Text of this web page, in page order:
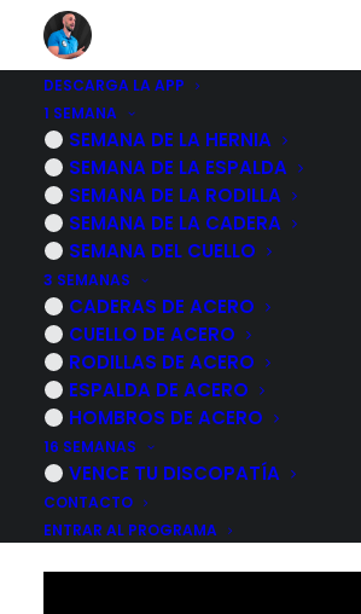
DESCARGA LA APP
1 SEMANA
SEMANA DE LA HERNIA
SEMANA DE LA ESPALDA
SEMANA DE LA RODILLA
SEMANA DE LA CADERA
SEMANA DEL CUELLO
3 SEMANAS
CADERAS DE ACERO
CUELLO DE ACERO
RODILLAS DE ACERO
ESPALDA DE ACERO
HOMBROS DE ACERO
16 SEMANAS
VENCE TU DISCOPATÍA
CONTACTO
ENTRAR AL PROGRAMA
Artrosis de
qué es, por
produce,
14 NOVIEMBRE, 2022 |